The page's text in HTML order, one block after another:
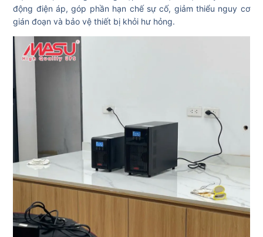
động điện áp, góp phần hạn chế sự cố, giảm thiểu nguy cơ
gián đoạn và bảo vệ thiết bị khỏi hư hỏng.